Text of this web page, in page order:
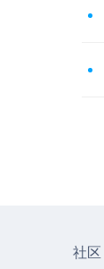
社区